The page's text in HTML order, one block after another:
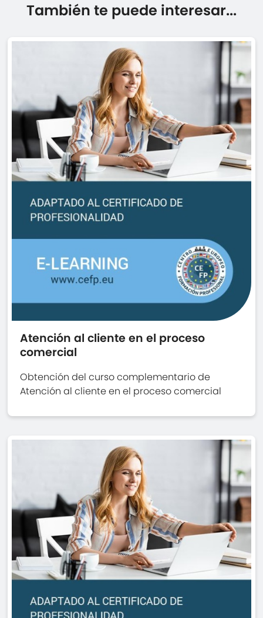
También te puede interesar...
Atención al cliente en el proceso
comercial
Obtención del curso complementario de
Atención al cliente en el proceso comercial